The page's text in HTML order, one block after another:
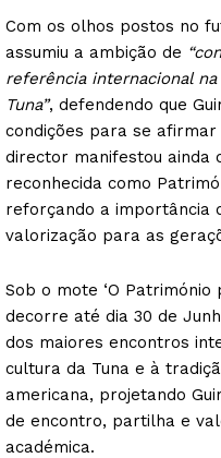
Com os olhos postos no
assumiu a ambição de
referência internacional
Tuna”, defendendo que
condições para se
director manifestou ainda
reconhecida como
reforçando a importância
valorização para as
Sob o mote ‘O Património
decorre até dia 30 de
dos maiores encontros
cultura da Tuna e à
americana, projetando
de encontro, partilha e
académica.